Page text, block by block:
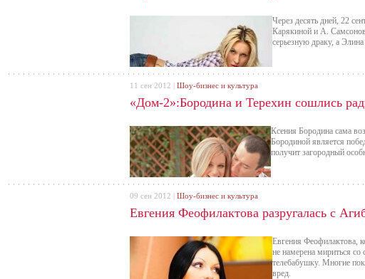
Через десять дней, 22
Карякиной и А.
серьезную драку, а
«Дом-2»:Бородина и Терехин сошлись
Ксения Бородина сама
Бородиной является
получит загородный
11 сен 2012 | Шоу-бизнес и культура
Евгения Феофилактова разругалась с
Евгения Феофилактова,
не намерена мириться
телебабушку. Многие
вред.
09 сен 2012 | Шоу-бизнес и культура